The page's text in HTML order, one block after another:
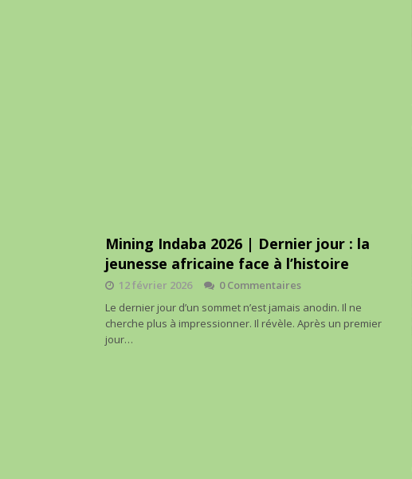
Mining Indaba 2026 | Dernier jour : la
jeunesse africaine face à l’histoire
12 février 2026
0 Commentaires
Le dernier jour d’un sommet n’est jamais anodin. Il ne
cherche plus à impressionner. Il révèle. Après un premier
jour…